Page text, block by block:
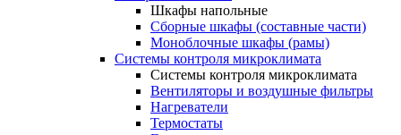
Шкафы напольные
Сборные шкафы (составные части)
Моноблочные шкафы (рамы)
Системы контроля микроклимата
Системы контроля микроклимата
Вентиляторы и воздушные фильтры
Нагреватели
Термостаты